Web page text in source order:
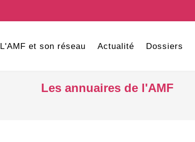
L'AMF et son réseau Actualité Dossiers
Les annuaires de l'AMF